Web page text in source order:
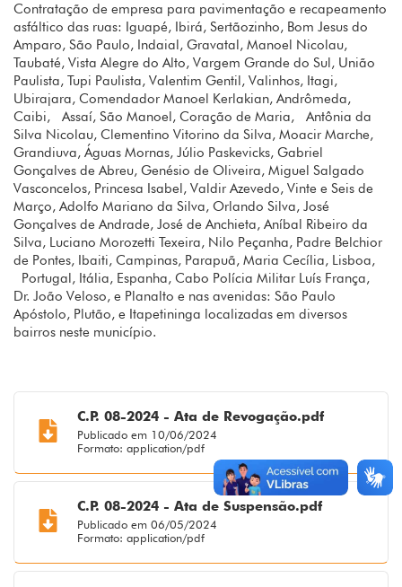
Contratação de empresa para pavimentação e recapeamento
asfáltico das ruas: Iguapé, Ibirá, Sertãozinho, Bom Jesus do
Amparo, São Paulo, Indaial, Gravatal, Manoel Nicolau,
Taubaté, Vista Alegre do Alto, Vargem Grande do Sul, União
Paulista, Tupi Paulista, Valentim Gentil, Valinhos, Itagi,
Ubirajara, Comendador Manoel Kerlakian, Andrômeda,
Caibi, Assaí, São Manoel, Coração de Maria, Antônia da
Silva Nicolau, Clementino Vitorino da Silva, Moacir Marche,
Grandiuva, Águas Mornas, Júlio Paskevicks, Gabriel
Gonçalves de Abreu, Genésio de Oliveira, Miguel Salgado
Vasconcelos, Princesa Isabel, Valdir Azevedo, Vinte e Seis de
Março, Adolfo Mariano da Silva, Orlando Silva, José
Gonçalves de Andrade, José de Anchieta, Aníbal Ribeiro da
Silva, Luciano Morozetti Texeira, Nilo Peçanha, Padre Belchior
de Pontes, Ibaiti, Campinas, Parapuã, Maria Cecília, Lisboa,
Portugal, Itália, Espanha, Cabo Polícia Militar Luís França,
Dr. João Veloso, e Planalto e nas avenidas: São Paulo
Apóstolo, Plutão, e Itapetininga localizadas em diversos
bairros neste município.
C.P. 08-2024 - Ata de Revogação.pdf
Publicado em 10/06/2024
Formato: application/pdf
C.P. 08-2024 - Ata de Suspensão.pdf
Publicado em 06/05/2024
Formato: application/pdf